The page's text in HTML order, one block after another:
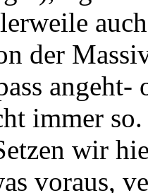
der
immer so.
wir
voraus,